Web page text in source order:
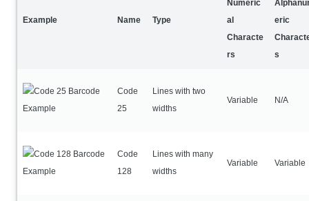
Example Name Type
Numeric
al
Characte
rs
eric
s
Code
25
Lines with two
widths
Variable N/A
Code
128
Lines with many
widths
Variable Variable